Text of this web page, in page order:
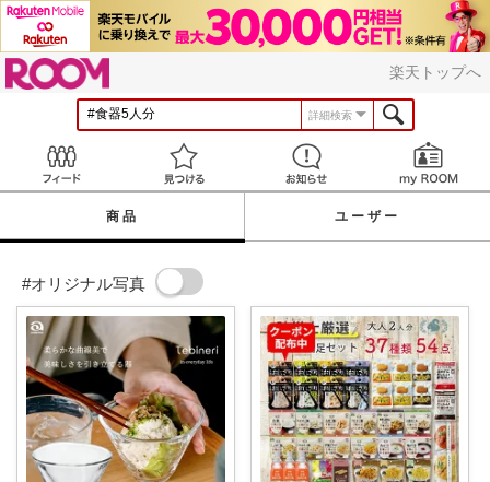
楽天トップへ
詳細検索
見つける お知らせ
商品 ユーザー
#オリジナル写真